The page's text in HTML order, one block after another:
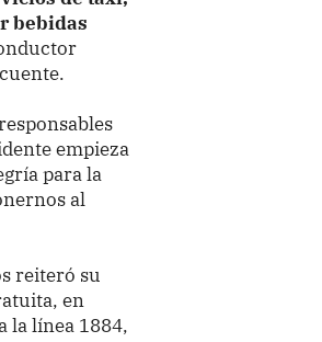
bebidas
empieza
para la
al
reiteró su
en
la línea 1884,